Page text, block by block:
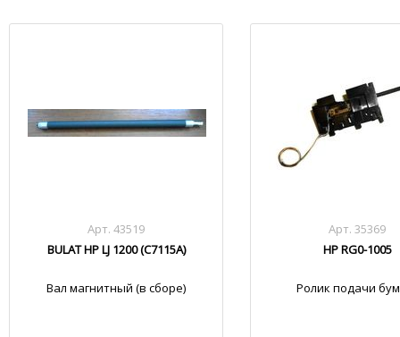
Арт. 43519
BULAT HP LJ 1200 (С7115А)
Вал магнитный (в сборе)
Арт. 35369
HP RG0-1005
Ролик подачи